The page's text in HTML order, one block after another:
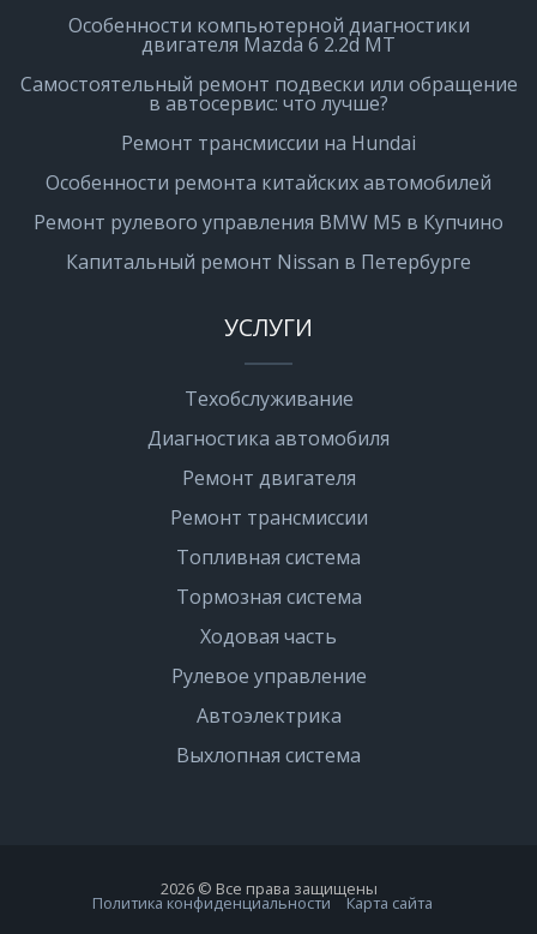
Особенности компьютерной диагностики
двигателя Mazda 6 2.2d MT
Самостоятельный ремонт подвески или обращение
в автосервис: что лучше?
Ремонт трансмиссии на Hundai
Особенности ремонта китайских автомобилей
Ремонт рулевого управления BMW M5 в Купчино
Капитальный ремонт Nissan в Петербурге
УСЛУГИ
Техобслуживание
Диагностика автомобиля
Ремонт двигателя
Ремонт трансмиссии
Топливная система
Тормозная система
Ходовая часть
Рулевое управление
Автоэлектрика
Выхлопная система
2026 © Все права защищены
Политика конфиденциальности Карта сайта